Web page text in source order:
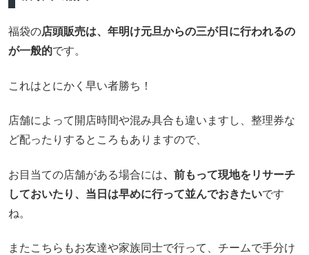
福袋の店頭販売は、年明け元旦からの三が日に行われるの
が一般的です。
これはとにかく早い者勝ち！
店舗によって開店時間や混み具合も違いますし、整理券な
ど配ったりするところもありますので、
お目当ての店舗がある場合には、前もって現地をリサーチ
しておいたり、当日は早めに行って並んでおきたいです
ね。
またこちらもお友達や家族同士で行って、チームで手分け